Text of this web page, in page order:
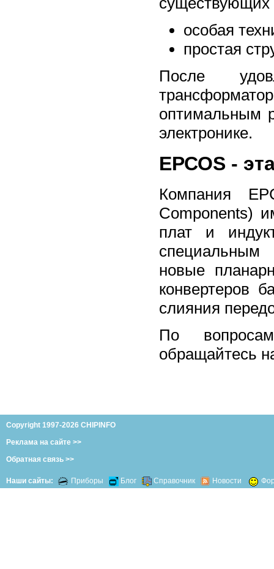
особая
простая
После
оптимальным
электронике.
ЕРСОS -
Компания
Components)
плат и
специальным
новые
конвертеров
слияния
По
обращайтесь
Copyright 1997-2026 CHIPINFO
Реклама на сайте >>
Обратная связь >>
Наши сайты: Приборы Блог Справочник Новости